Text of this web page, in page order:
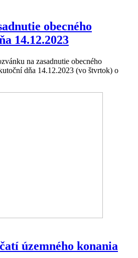
obecného
14.12.2023
na zasadnutie obecného
dňa 14.12.2023 (vo štvrtok) o
územného konania